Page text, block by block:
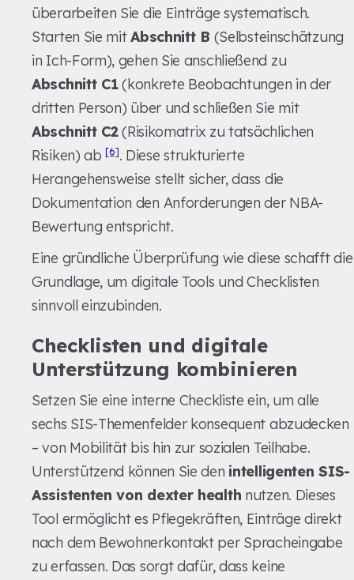
überarbeiten Sie die Einträge systematisch.
Starten Sie mitAbschnitt B (Selbsteinschätzung
in Ich-Form), gehen Sie anschließend zu
Abschnitt C1(konkrete Beobachtungen in der
dritten Person) über und schließen Sie mit
Abschnitt C2(Risikomatrix zu tatsächlichen
Risiken) ab[6]. Diese strukturierte
Herangehensweise stellt sicher, dass die
Dokumentation den Anforderungen der NBA-
Bewertung entspricht.
Eine gründliche Überprüfung wie diese schafft die
Grundlage, um digitale Tools und Checklisten
sinnvoll einzubinden.
Checklisten und digitale
Unterstützung kombinieren
Setzen Sie eine interne Checkliste ein, um alle
sechs SIS-Themenfelder konsequent abzudecken
– von Mobilität bis hin zur sozialen Teilhabe.
Unterstützend können Sie den intelligenten SIS-
Assistenten von dexter health nutzen. Dieses
Tool ermöglicht es Pflegekräften, Einträge direkt
nach dem Bewohnerkontakt per Spracheingabe
zu erfassen. Das sorgt dafür, dass keine